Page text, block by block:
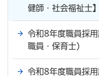
健師・社会福祉士】
令和8年度職員採
職員・保育士)
令和8年度職員採